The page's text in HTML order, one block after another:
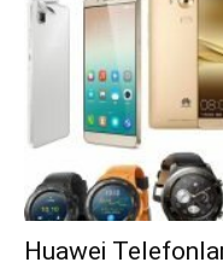
Huawei